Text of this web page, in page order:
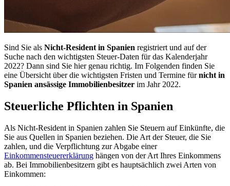
Sind Sie als Nicht-Resident in Spanien registriert und auf der
Suche nach den wichtigsten Steuer-Daten für das Kalenderjahr
2022? Dann sind Sie hier genau richtig. Im Folgenden finden Sie
eine Übersicht über die wichtigsten Fristen und Termine fürnicht in
Spanien ansässige Immobilienbesitzer im Jahr 2022.
Steuerliche Pflichten in Spanien
Als Nicht-Resident in Spanien zahlen Sie Steuern auf Einkünfte, die
Sie aus Quellen in Spanien beziehen. Die Art der Steuer, die Sie
zahlen, und die Verpflichtung zur Abgabe einer
Einkommensteuererklärung hängen von der Art Ihres Einkommens
ab. Bei Immobilienbesitzern gibt es hauptsächlich zwei Arten von
Einkommen: